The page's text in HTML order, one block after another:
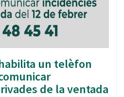
un telèfon
de la ventada